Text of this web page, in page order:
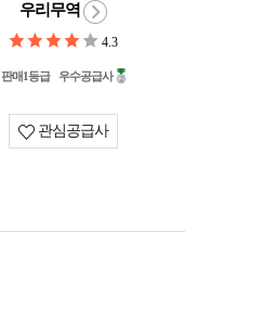
우리무역
4.3
판매1등급 우수공급사
관심공급사